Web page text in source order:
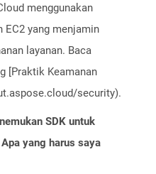
menggunakan
EC2 yang menjamin
layanan. Baca
[Praktik Keamanan
security).
SDK untuk
yang harus saya